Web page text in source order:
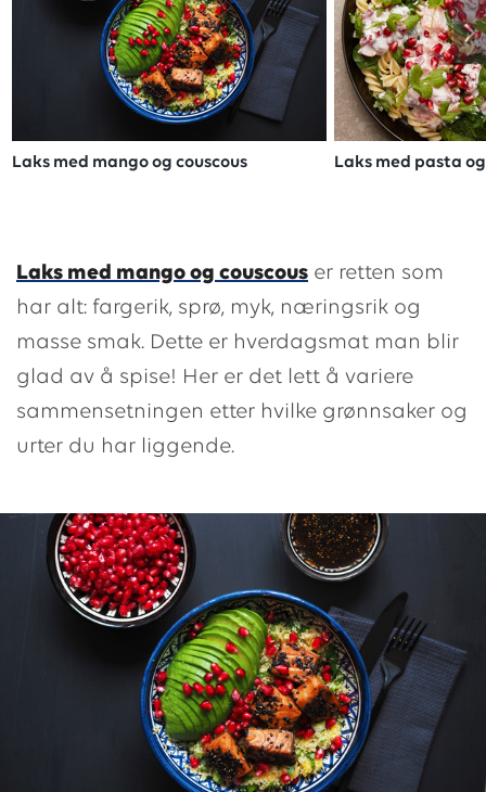
Laks med mango og couscous Laks med pasta
Laks med mango og couscous er retten som
har alt: fargerik, sprø, myk, næringsrik og
masse smak. Dette er hverdagsmat man blir
glad av å spise! Her er det lett å variere
sammensetningen etter hvilke grønnsaker og
urter du har liggende.